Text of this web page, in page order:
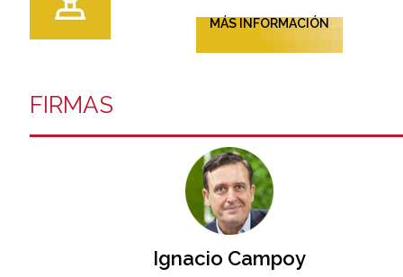
MÁS INFORMACIÓN
FIRMAS
Ignacio Campoy​